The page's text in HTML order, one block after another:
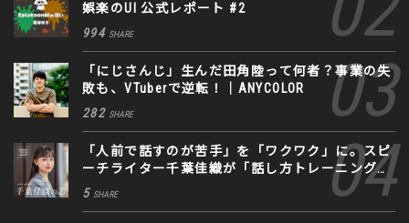
娯楽のUI 公式レポート #2
994 SHARE
「にじさんじ」生んだ田角陸って何者？事業の失
敗も、VTuberで逆転！｜ANYCOLOR
282 SHARE
「人前で話すのが苦手」を「ワクワク」に。スピ
ーチライター千葉佳織が「話し方トレーニング」
に込めた思い
5 SHARE